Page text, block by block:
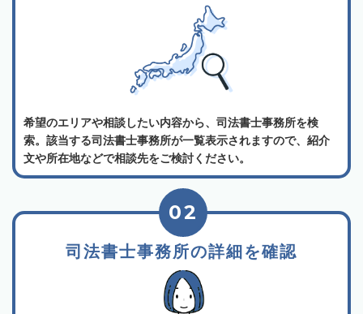
希望のエリアや相談したい内容から、司法書士事務所を検
索。該当する司法書士事務所が一覧表示されますので、紹介
文や所在地などで相談先をご検討ください。
司法書士事務所の詳細を確認
02